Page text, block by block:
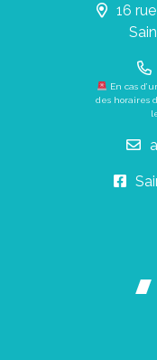
16
En cas
des horaires